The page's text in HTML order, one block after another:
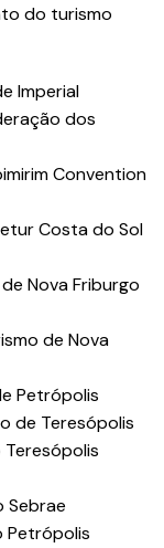
do turismo
Imperial
dos
Convention
Costa do Sol
Nova Friburgo
de Nova
Petrópolis
de Teresópolis
Sebrae
Petrópolis